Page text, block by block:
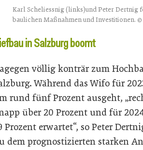
Karl Scheliessnig (links)und Peter Dertnig
baulichen Maßnahmen und Investitionen. ©
in Salzburg boomt
völlig konträr zum
Während das Wifo für
rund fünf Prozent ausgeht,
über 20 Prozent und für
Prozent erwartet“, so Peter
dem prognostizierten starken